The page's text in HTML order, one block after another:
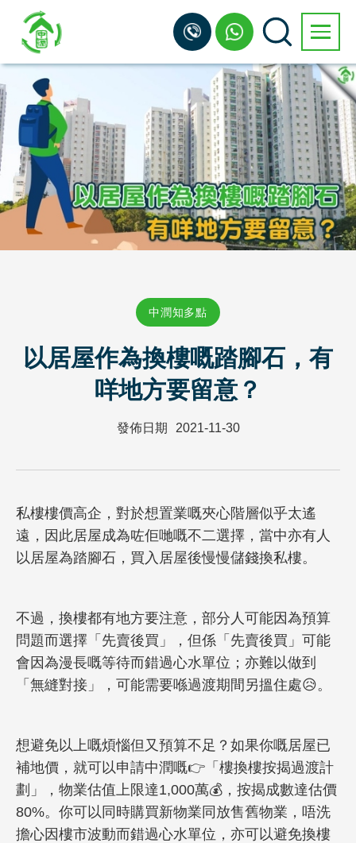
中潤知多點
以居屋作為換樓嘅踏腳石，有
咩地方要留意？
發佈日期 2021-11-30
私樓樓價高企，對於想置業嘅夾心階層似乎太遙
遠，因此居屋成為咗佢哋嘅不二選擇，當中亦有人
以居屋為踏腳石，買入居屋後慢慢儲錢換私樓。
不過，換樓都有地方要注意，部分人可能因為預算
問題而選擇「先賣後買」，但係「先賣後買」可能
會因為漫長嘅等待而錯過心水單位；亦難以做到
「無縫對接」，可能需要喺過渡期間另搵住處😥。
想避免以上嘅煩惱但又預算不足？如果你嘅居屋已
補地價，就可以申請中潤嘅👉「樓換樓按揭過渡計
劃」，物業估值上限達1,000萬💰，按揭成數達估價
80%。你可以同時購買新物業同放售舊物業，唔洗
擔心因樓市波動而錯過心水單位，亦可以避免換樓